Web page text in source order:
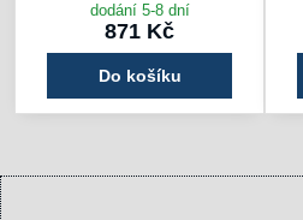
dodání 5-8 dní
871 Kč
Do košíku